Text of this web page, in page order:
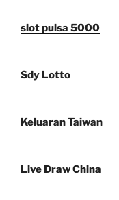
slot pulsa 5000
Sdy Lotto
Keluaran Taiwan
Live Draw China